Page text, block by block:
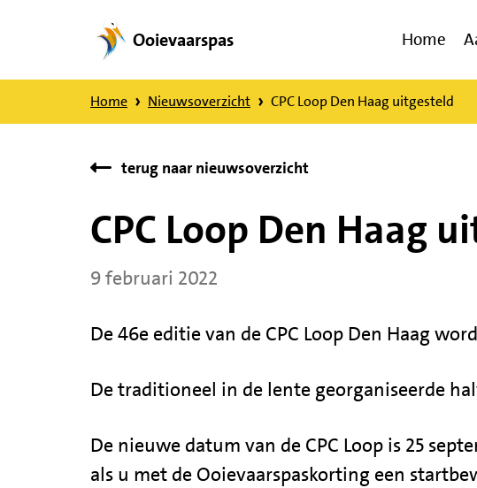
naar
Ooievaarspas Home
Home Nieuwsoverzicht CPC Loop Den Haag uitgesteld
terug naar nieuwsoverzicht
CPC Loop Den Haag
9 februari 2022
De 46e editie van de CPC Loop Den Haag
De traditioneel in de lente georganiseerde
De nieuwe datum van de CPC Loop is 25
als u met de Ooievaarspaskorting een